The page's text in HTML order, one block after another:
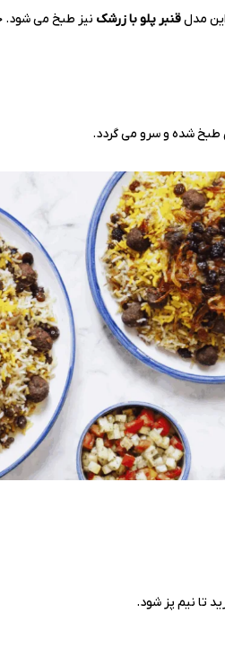
قنبر پلو با زرشک نیز طبخ می شود.
طبخ شده و سرو می گردد.
تا نیم پز شود.